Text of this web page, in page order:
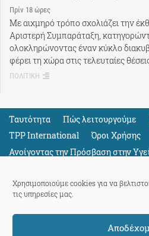
Χρησιμοποιούμε cookies για να
τις υπηρεσίες μας.
Πρίν 18 ώρες
Με αιχμηρό τρόπο σχολιάζει την
Αριστερή Συμπαράταξη,
ολοκληρώνοντας έναν κύκλο
φέρει τη χώρα στις τελευταίες
ΠΟΛΙΤΙΚΗ
Ταυτότητα Πώς λειτουργούμε
TPP International
Όροι Χρήσης
Ανοίγοντας την Πρόσβαση στην
Όλους